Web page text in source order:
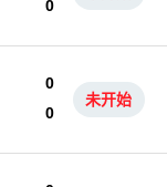
0
0
0
未开始